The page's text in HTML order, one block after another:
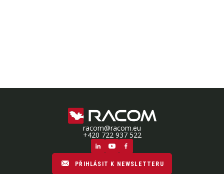
racom@racom.eu
+420 722 937 522
PŘIHLÁSIT K NEWSLETTERU